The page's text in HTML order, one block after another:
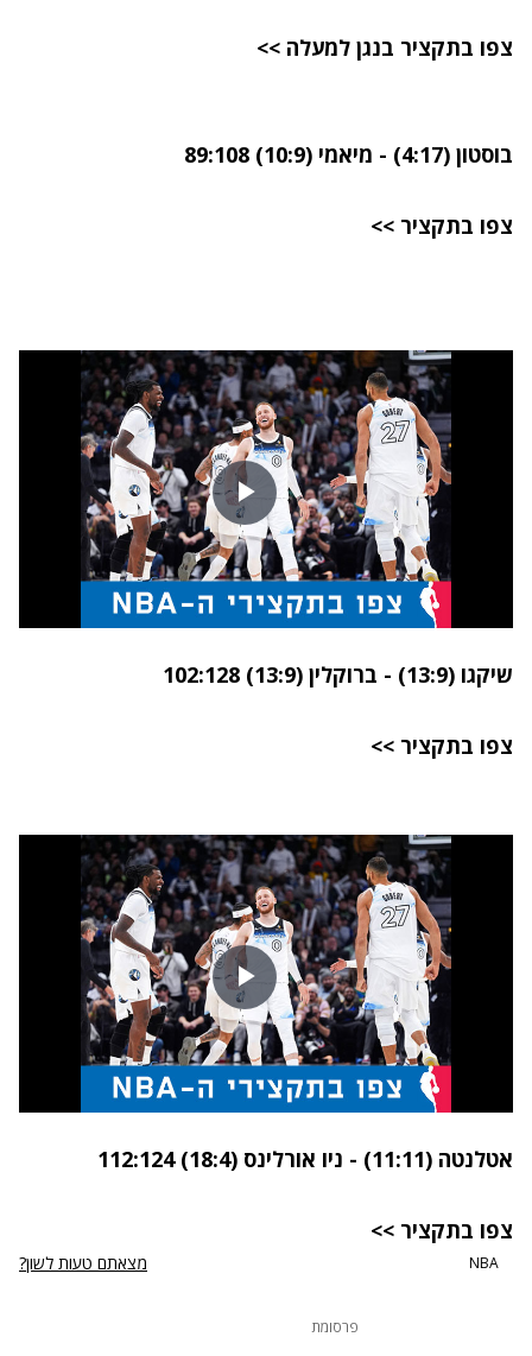
צפו בתקציר בנגן למעלה >>
בוסטון (4:17) - מיאמי (10:9) 89:108
צפו בתקציר >>
שיקגו (13:9) - ברוקלין (13:9) 102:128
צפו בתקציר >>
אטלנטה (11:11) - ניו אורלינס (18:4) 112:124
צפו בתקציר >>
NBA מצאתם טעות לשון?
פרסומת